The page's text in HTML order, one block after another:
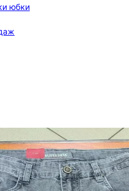
юбки